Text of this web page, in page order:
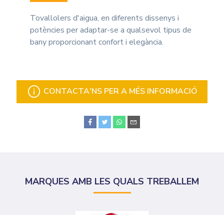
Tovallolers d'aigua, en diferents dissenys i
potències per adaptar-se a qualsevol tipus de
bany proporcionant confort i elegància.
CONTACTA'NS PER A MÉS INFORMACIÓ
MARQUES AMB LES QUALS TREBALLEM